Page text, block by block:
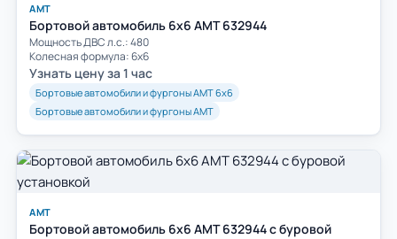
АМТ
Бортовой автомобиль 6х6 AMT 632944
Мощность ДВС л.с.: 480
Колесная формула: 6х6
Узнать цену за 1 час
Бортовые автомобили и фургоны АМТ 6х6
Бортовые автомобили и фургоны АМТ
АМТ
Бортовой автомобиль 6х6 AMT 632944 с буровой